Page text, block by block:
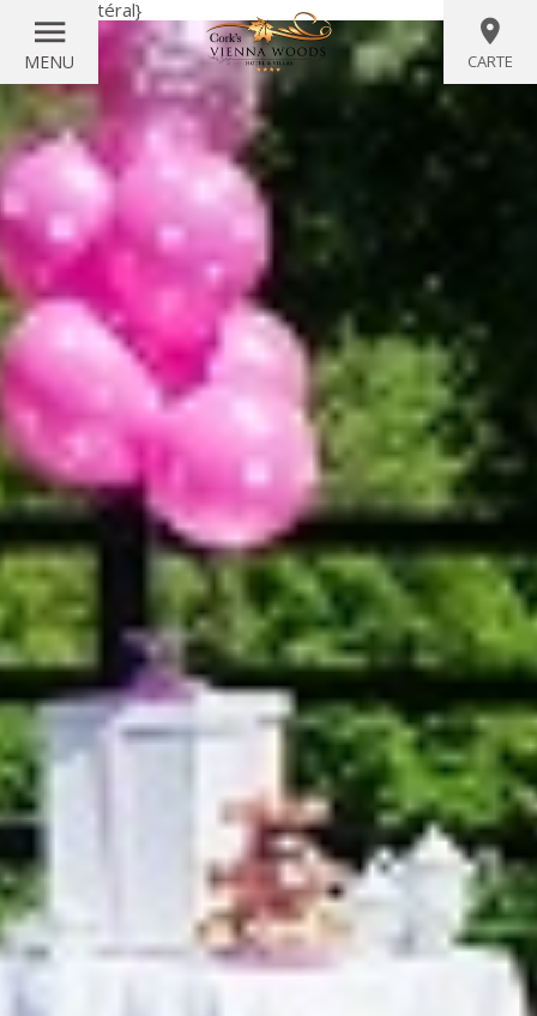
{/littéral}
MENU CARTE